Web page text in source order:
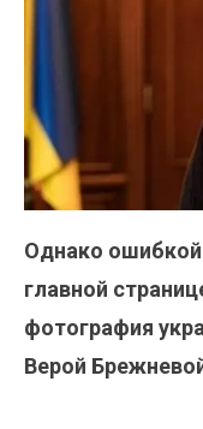
Однако
главной
фотография
Верой